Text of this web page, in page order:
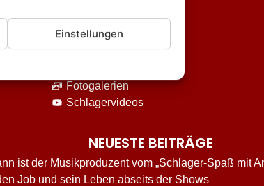
Einstellungen
Unterhaltung
Fotogalerien
Schlagervideos
NEUESTE BEITRÄGE
ist der Musikproduzent vom „Schlager-Spaß mit
Job und sein Leben abseits der Shows